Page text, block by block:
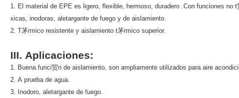
1. El material de EPE es ligero, flexible, hermoso, duradero .Con funciones no t
xicas, inodoras, aletargante de fuego y de aislamiento.
2. T茅rmico resistente y aislamiento t茅rmico superior.
III. Aplicaciones:
1. Buena funci贸n de aislamiento, son ampliamente utilizados para aire
2. A prueba de agua.
3. Inodoro, aletargante de fuego.